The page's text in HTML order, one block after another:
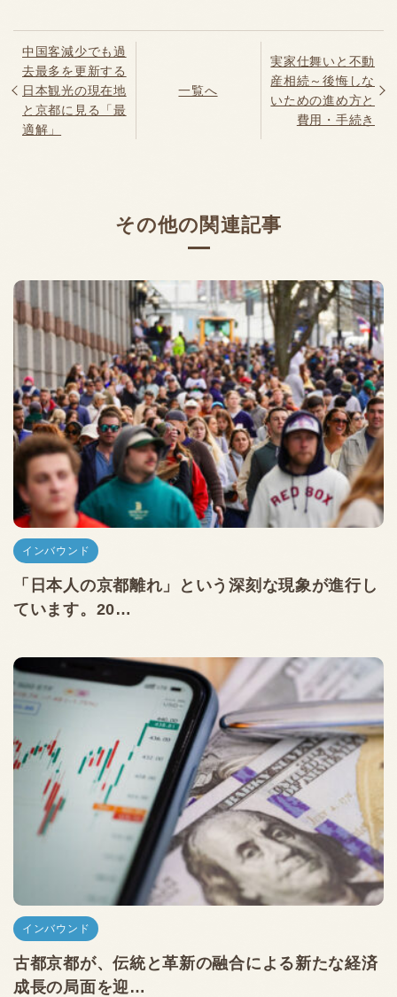
中国客減少でも過
去最多を更新する
日本観光の現在地
と京都に見る「最
適解」
一覧へ
実家仕舞いと不動
産相続～後悔しな
いための進め方と
費用・手続き
その他の関連記事
インバウンド
「日本人の京都離れ」という深刻な現象が進行し
ています。20…
インバウンド
古都京都が、伝統と革新の融合による新たな経済
成長の局面を迎…